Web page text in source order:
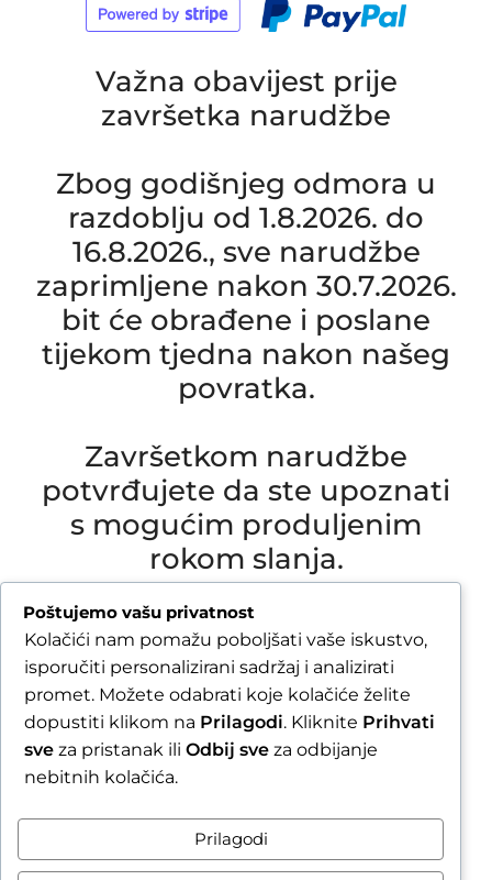
Važna obavijest prije
završetka narudžbe
Zbog godišnjeg odmora u
razdoblju od 1.8.2026. do
16.8.2026., sve narudžbe
zaprimljene nakon 30.7.2026.
bit će obrađene i poslane
tijekom tjedna nakon našeg
povratka.
Završetkom narudžbe
potvrđujete da ste upoznati
s mogućim produljenim
rokom slanja.
Due to our annual holiday from 1 August 2026 to
16 August 2026, all orders received after 30 July
2026 will be processed and shipped during the
week following our return.
By completing your order, you confirm that you
are aware of the possible extended shipping
Zatvori obavijest / Close
Poštujemo vašu privatnost
Kolačići nam pomažu poboljšati vaše iskustvo,
isporučiti personalizirani sadržaj i analizirati
promet. Možete odabrati koje kolačiće želite
dopustiti klikom na Prilagodi. Kliknite Prihvati
sve za pristanak ili Odbij sve za odbijanje
nebitnih kolačića.
Prilagodi